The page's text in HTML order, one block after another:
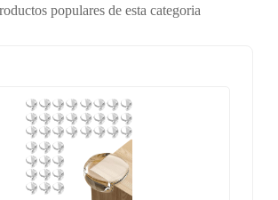
populares de esta categoria